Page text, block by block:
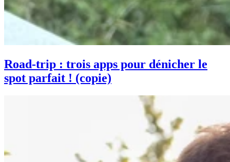
Road-trip : trois apps pour dénicher le
spot parfait ! (copie)